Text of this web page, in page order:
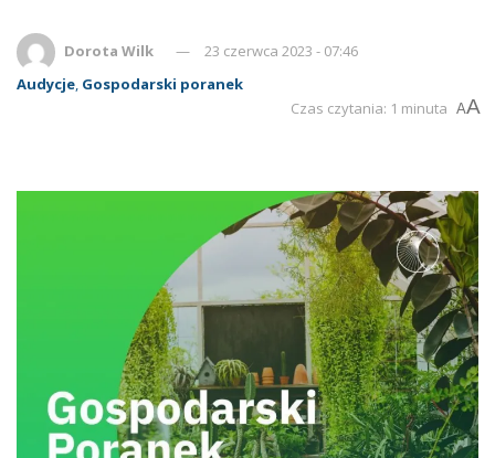
Dorota Wilk
23 czerwca 2023 - 07:46
Audycje, Gospodarski poranek
Czas czytania: 1 minuta AA